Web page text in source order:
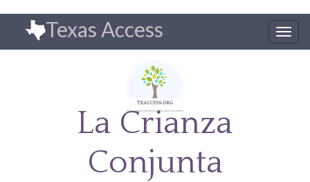
contenido
principal
Texas Access
La Crianza
Conjunta